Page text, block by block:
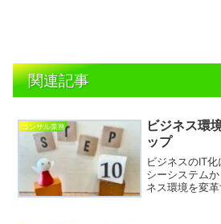
関連記事
コンサル業務
ビジネス環
ップ
ビジネスのIT
シーシステム
ネス環境を変